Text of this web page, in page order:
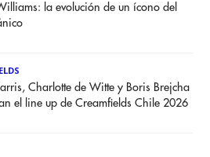
la evolución de un ícono del
Charlotte de Witte y Boris Brejcha
el line up de Creamfields Chile 2026